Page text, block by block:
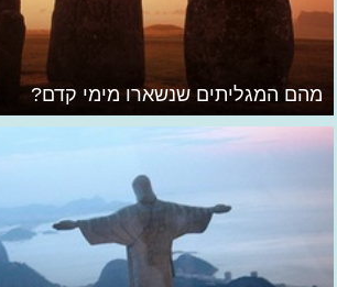
מהם המגליתים שנשארו מימי קדם?